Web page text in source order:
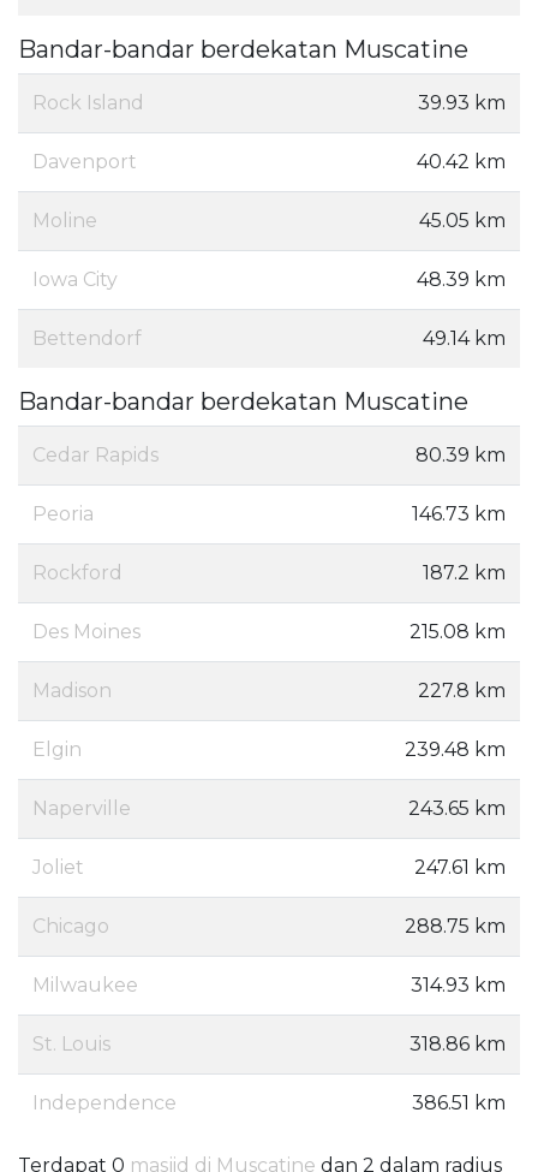
Bandar-bandar berdekatan Muscatine
Rock Island 39.93 km
Davenport 40.42 km
Moline 45.05 km
Iowa City 48.39 km
Bettendorf 49.14 km
Bandar-bandar berdekatan Muscatine
Cedar Rapids 80.39 km
Peoria 146.73 km
Rockford 187.2 km
Des Moines 215.08 km
Madison 227.8 km
Elgin 239.48 km
Naperville 243.65 km
Joliet 247.61 km
Chicago 288.75 km
Milwaukee 314.93 km
St. Louis 318.86 km
Independence 386.51 km
Terdapat 0 masjid di Muscatine dan 2 dalam radius